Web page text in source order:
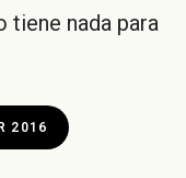
tiene nada para
2016